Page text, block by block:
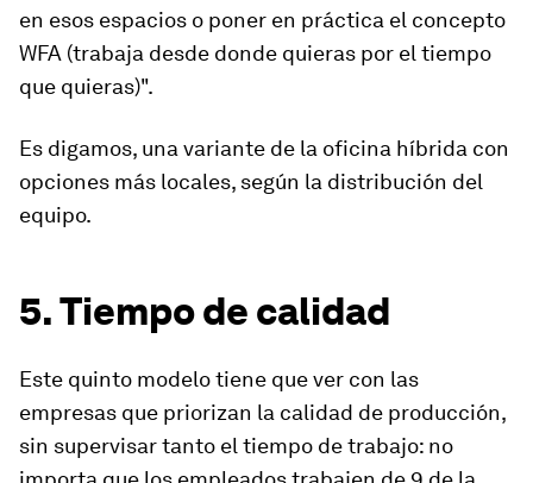
en esos espacios o poner en práctica el concepto
WFA (trabaja desde donde quieras por el tiempo
que quieras)".
Es digamos, una variante de la oficina híbrida con
opciones más locales, según la distribución del
equipo.
5. Tiempo de calidad
Este quinto modelo tiene que ver con las
empresas que priorizan la calidad de producción,
sin supervisar tanto el tiempo de trabajo: no